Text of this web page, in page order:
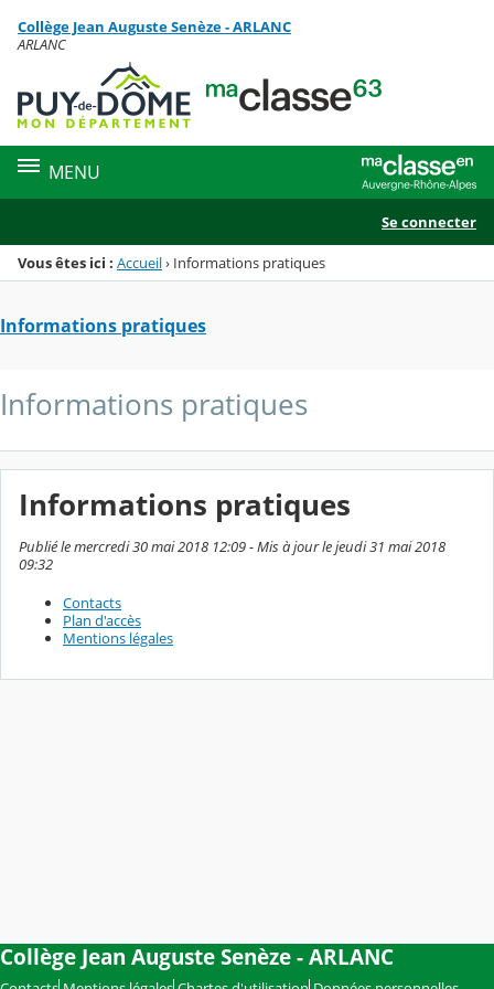
Menu de la rubrique
Contenu
Collège Jean Auguste Senèze - ARLANC
ARLANC
MENU
Se connecter
Vous êtes ici : Accueil› Informations pratiques
Informations pratiques
Informations pratiques
Informations pratiques
Publié le mercredi 30 mai 2018 12:09 - Mis à jour le jeudi 31 mai 2018
09:32
Contacts
Plan d'accès
Mentions légales
Collège Jean Auguste Senèze - ARLANC